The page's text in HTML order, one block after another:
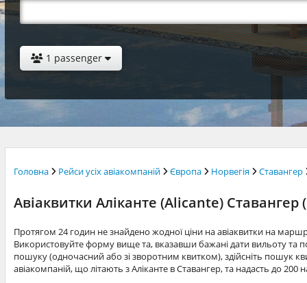
1 passenger
Головна Рейси усіх авіакомпаній Європа Норвегія Ставангер
Авіаквитки Аліканте (Alicante) Ставангер
Протягом 24 годин не знайдено жодної ціни на авіаквитки на
Використовуйте форму вище та, вказавши бажані дати вильоту та
пошуку (одночасний або зі зворотним квитком), здійсніть пошук
авіакомпаній, що літають з Аліканте в Ставангер, та надасть до